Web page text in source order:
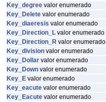
Key_degree valor enumerado
Key_Delete valor enumerado
Key_diaeresis valor enumerado
Key_Direction_L valor enumerado
Key_Direction_R valor enumerado
Key_division valor enumerado
Key_Dollar valor enumerado
Key_Down valor enumerado
Key_E valor enumerado
Key_eacute valor enumerado
Key_Eacute valor enumerado